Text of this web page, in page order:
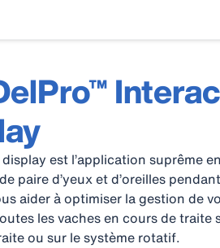
est l’application suprême
paire d’yeux et d’oreilles
aider à optimiser la gestion de
les vaches en cours de traite
ou sur le système rotatif.